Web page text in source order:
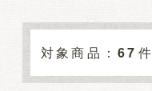
67 件